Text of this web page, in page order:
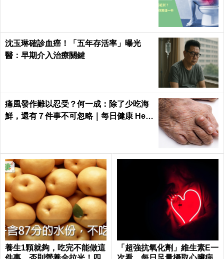
沈玉琳確診血癌！「五年存活率」曝光
醫：早期介入治療關鍵
痛風發作難以忍受？何一成：除了少吃海
鮮，還有７件事不可忽略｜每日健康 Heal
養生1顆就夠，吃完不能做這
「超強抗氧化劑」維生素E一